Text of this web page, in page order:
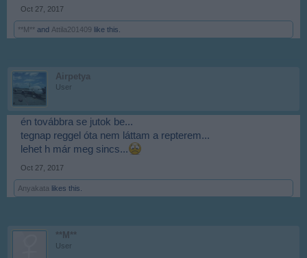
Oct 27, 2017
**M** and Attila201409 like this.
Airpetya
User
én továbbra se jutok be...
tegnap reggel óta nem láttam a repterem...
lehet h már meg sincs...
Oct 27, 2017
Anyakata likes this.
**M**
User